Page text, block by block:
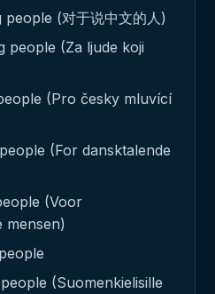
(对于说中文的人)
people (Za ljude koji
(Pro česky mluvící
(For dansktalende
(Voor
mensen)
(Suomenkielisille